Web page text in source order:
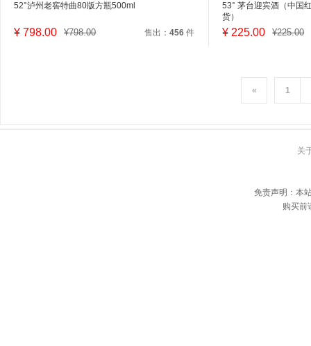
52°泸州老窖特曲80版方瓶500ml
¥ 798.00 ¥798.00 售出：456 件
53° 茅台迎宾酒（中国
货）
¥ 225.00 ¥225.00
« 1
关
免责声明：本
购买前